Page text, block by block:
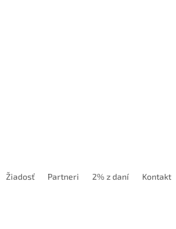
Žiadosť Partneri 2% z daní Kontakt